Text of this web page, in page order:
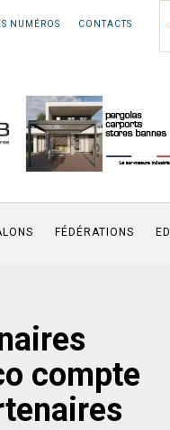
NUMÉROS CONTACTS
FÉDÉRATIONS
compte